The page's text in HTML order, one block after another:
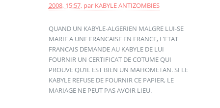
2008, 15:57, par KABYLE ANTIZOMBIES
QUAND UN KABYLE-ALGERIEN MALGRE LUI-SE
MARIE A UNE FRANCAISE EN FRANCE, L’ETAT
FRANCAIS DEMANDE AU KABYLE DE LUI
FOURNIR UN CERTIFICAT DE COTUME QUI
PROUVE QU’IL EST BIEN UN MAHOMETAN. SI LE
KABYLE REFUSE DE FOURNIR CE PAPIER, LE
MARIAGE NE PEUT PAS AVOIR LIEU.